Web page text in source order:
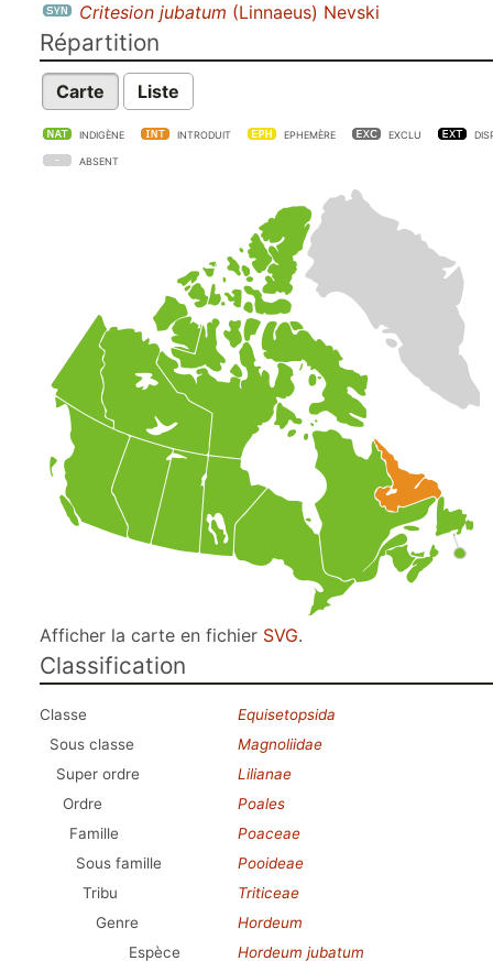
Critesion jubatum (Linnaeus) Nevski
Répartition
Carte Liste
INDIGÈNE INTRODUIT EPHEMÈRE EXCLU
ABSENT
Afficher la carte en fichier SVG.
Classification
Classe
Equisetopsida
Sous classe
Magnoliidae
Super ordre
Lilianae
Ordre
Poales
Famille
Poaceae
Sous famille
Pooideae
Tribu
Triticeae
Genre
Hordeum
Espèce
Hordeum jubatum